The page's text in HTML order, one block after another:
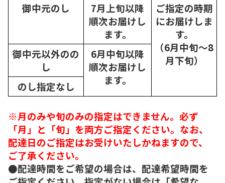
御中元のし
7月上旬以降
順次お届けし
ます。
ご指定の時期
にお届けしま
す。
（6月中旬～8
月下旬）
御中元以外のの
し
6月中旬以降
順次お届けし
ます。
のし指定なし
※月のみや旬のみの指定はできません。必ず
「月」と「旬」を両方ご指定ください。なお、
配達日のご指定はお受けいたしかねますので、
ご了承ください。
●配達時間をご希望の場合は、配達希望時間を